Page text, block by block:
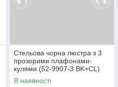
Стельова чорна люстра з 3
прозорими плафонами-
кулями (52-9907-3 BK+CL)
В наявності